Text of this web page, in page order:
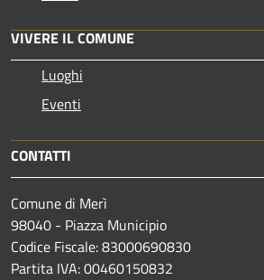
VIVERE IL COMUNE
Luoghi
Eventi
CONTATTI
Comune di Merì
98040 - Piazza Municipio
Codice Fiscale: 83000690830
Partita IVA: 00460150832